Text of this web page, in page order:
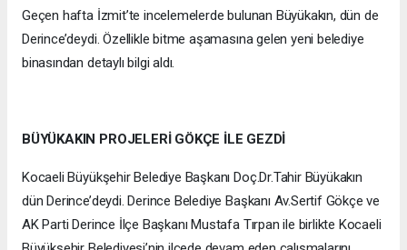
Geçen hafta İzmit’te incelemelerde bulunan Büyükakın, dün de
Derince’deydi. Özellikle bitme aşamasına gelen yeni belediye
binasından detaylı bilgi aldı.
BÜYÜKAKIN PROJELERİ GÖKÇE İLE GEZDİ
Kocaeli Büyükşehir Belediye Başkanı Doç.Dr.Tahir Büyükakın
dün Derince’deydi. Derince Belediye Başkanı Av.Sertif Gökçe ve
AK Parti Derince İlçe Başkanı Mustafa Tırpan ile birlikte Kocaeli